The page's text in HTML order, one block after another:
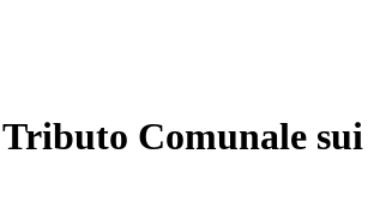
Comunale sui